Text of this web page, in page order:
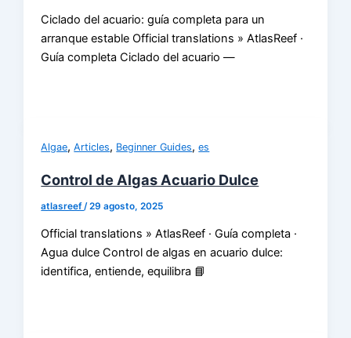
Ciclado del acuario: guía completa para un
arranque estable Official translations » AtlasReef ·
Guía completa Ciclado del acuario —
Algae,Articles, Beginner Guides,es
Control de Algas Acuario Dulce
atlasreef /29 agosto, 2025
Official translations » AtlasReef · Guía completa ·
Agua dulce Control de algas en acuario dulce:
identifica, entiende, equilibra 📘